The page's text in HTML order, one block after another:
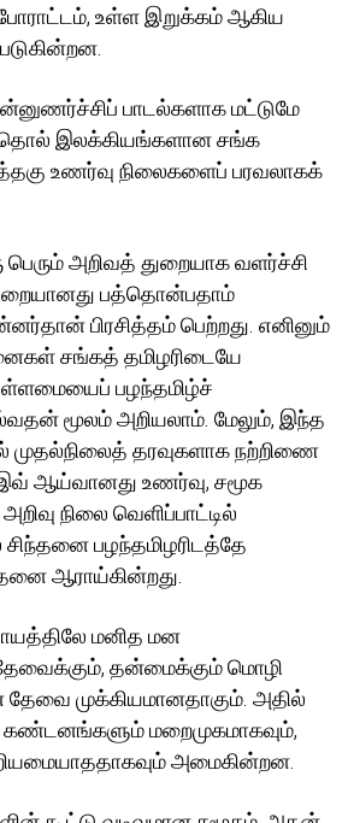
போராட்டம், உள்ள இறுக்கம் ஆகிய
பாடல்களாக மட்டுமே
இலக்கியங்களான சங்க
உணர்வு நிலைகளைப் பரவலாகக்
அறிவத் துறையாக வளர்ச்சி
பத்தொன்பதாம்
பிரசித்தம் பெற்றது. எனினும்
சங்கத் தமிழரிடையே
பழந்தமிழ்ச்
மூலம் அறியலாம். மேலும், இந்த
தரவுகளாக நற்றிணை
ஆய்வானது உணர்வு, சமூக
நிலை வெளிப்பாட்டில்
பழந்தமிழரிடத்தே
ஆராய்கின்றது.
மனித மன
தன்மைக்கும் மொழி
முக்கியமானதாகும். அதில்
கண்டனங்களும் மறைமுகமாகவும்,
அமைகின்றன.